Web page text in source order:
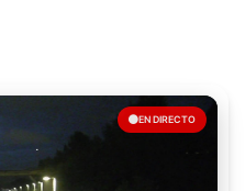
EN DIRECTO